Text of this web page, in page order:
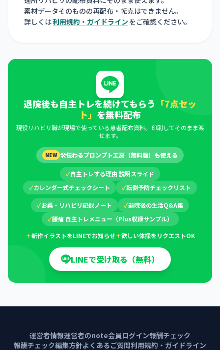
素材データそのものの再配布・転売はできません。
詳しくは利用規約・ガイドライン をご確認ください。
退院後も自主トレを続けてもらう 「7点セッ
ト」 を無料配布
現役リハビリ職が現場で使っている患者配布資料。印刷してそのまま渡
せます。
NEW 🛠伝わるプロンプト工房（無料版）も使える
✓自主トレする理由 説明スライド
✓カレンダー式チェックシート ✓転倒予防チェックリスト
✓お薬・リハビリ記録ノート ✓退院後の生活Q&A集
✓腰痛 自主トレメニュー（Plus収録サンプル）
＋新作イラストをLINEでお知らせ＋欲しい体操をリクエストOK
LINEで受け取る（無料）
運営者情報運営者のnote会員ログイン報酬チェック
報酬チェック編集方針よくあるご質問利用規約・ガイドライン